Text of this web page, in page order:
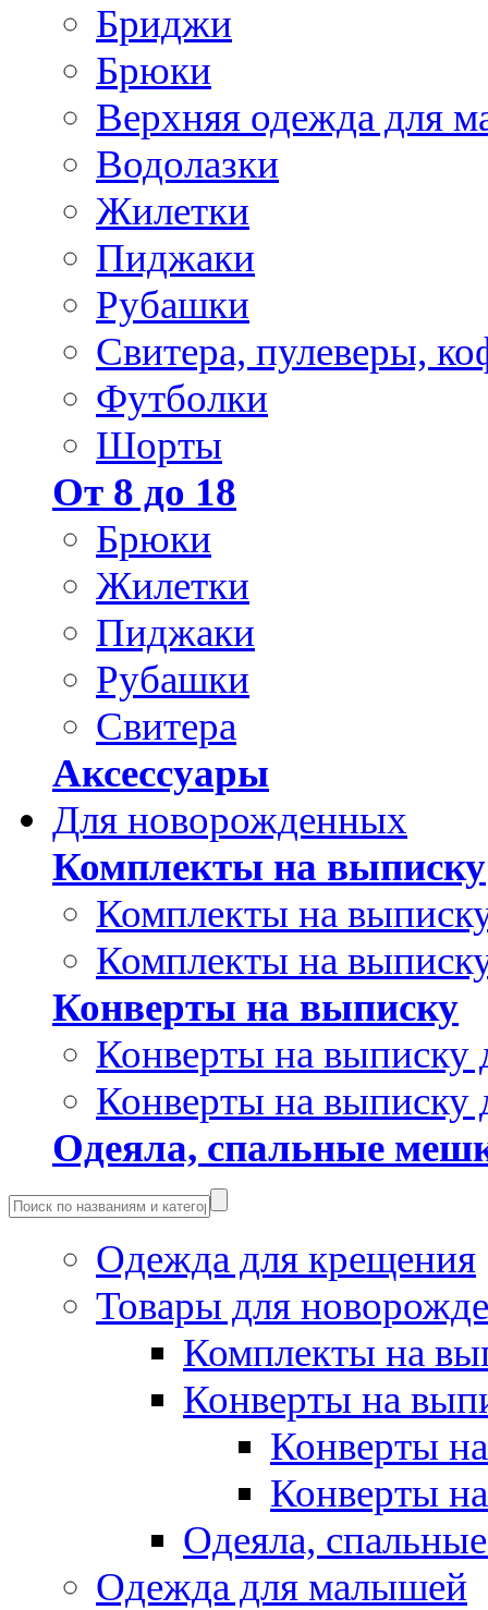
Бриджи
Брюки
Верхняя одежда для
Водолазки
Жилетки
Пиджаки
Рубашки
Свитера, пулеверы,
Футболки
Шорты
От 8 до 18
Брюки
Жилетки
Пиджаки
Рубашки
Свитера
Аксессуары
Для новорожденных
Комплекты на выписку
Комплекты на
Комплекты на
Конверты на выписку
Конверты на выписку
Конверты на выписку
Одеяла, спальные
Одежда для крещения
Товары для
Комплекты на
Конверты на
Конверты
Конверты
Одеяла,
Одежда для малышей